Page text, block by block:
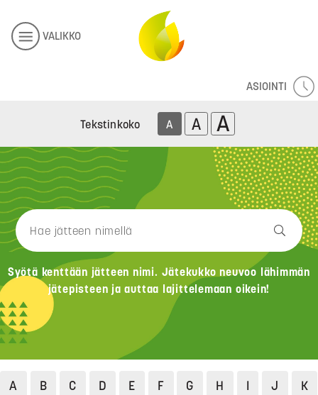
VALIKKO
ASIOINTI
Tekstinkoko A A A
Syötä kenttään jätteen nimi. Jätekukko neuvoo lähimmän
jätepisteen ja auttaa lajittelemaan oikein!
A B C D E F G H I J
K